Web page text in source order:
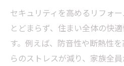
セキュリティを高めるリフォ
とどまらず、住まい全体の快
す。例えば、防音性や断熱性
らのストレスが減り、家族全